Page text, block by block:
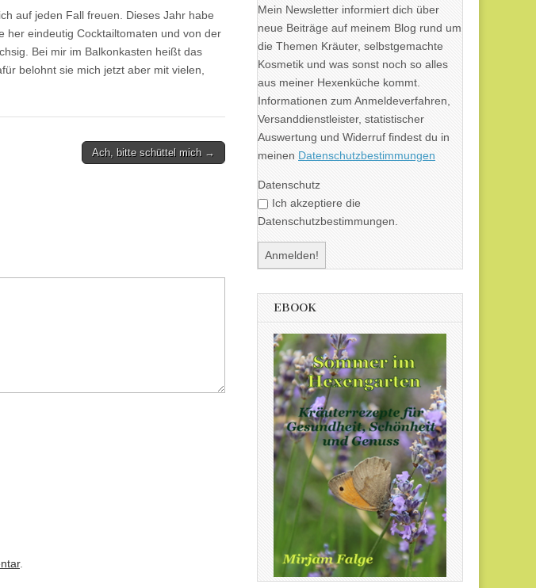
auf jeden Fall freuen. Dieses Jahr habe
her eindeutig Cocktailtomaten und von der
Bei mir im Balkonkasten heißt das
belohnt sie mich jetzt aber mit vielen,
Ach, bitte schüttel mich →
.
Mein Newsletter informiert dich über
neue Beiträge auf meinem Blog rund um
die Themen Kräuter, selbstgemachte
Kosmetik und was sonst noch so alles
aus meiner Hexenküche kommt.
Informationen zum Anmeldeverfahren,
Versanddienstleister, statistischer
Auswertung und Widerruf findest du in
meinen Datenschutzbestimmungen
Datenschutz
Ich akzeptiere die
Datenschutzbestimmungen.
EBOOK